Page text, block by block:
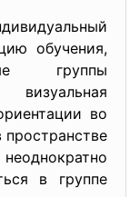
обучения,
группы
во
в группе